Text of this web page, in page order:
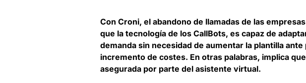
Con Croni, el abandono de llamadas de las
que la tecnología de los CallBots, es capaz de
demanda sin necesidad de aumentar la plantilla
incremento de costes. En otras palabras, implica
asegurada por parte del asistente virtual.